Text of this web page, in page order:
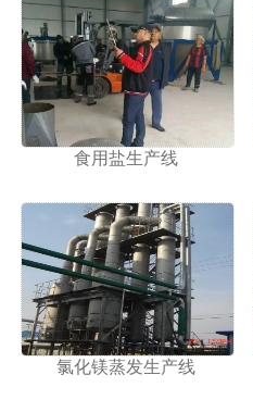
食用盐生产线
氯化镁蒸发生产线